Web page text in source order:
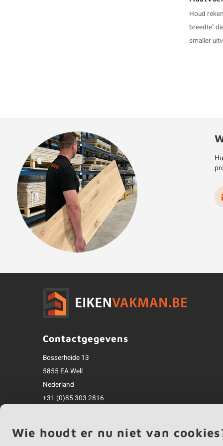
Houd
breedte"
smaller
Contactgegevens
Bosserheide 13
5855 EA Well
Nederland
+31 (0)85 303 2816
Alle bedragen zijn incl. btw
Wie houdt er nu niet van